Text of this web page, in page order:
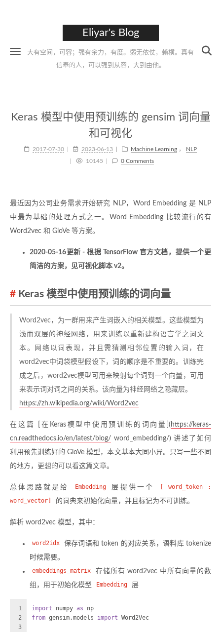
Eliyar's Blog
大有空间，可容；强有余力，有度。弱无依仗，赖横。真有
信奉的人，可以强到从容，大到由他。
Keras 模型中使用预训练的 gensim 词向量
和可视化
2017-07-30 2023-06-13 Machine Learning ， NLP
10145
0 Comments
最近因为公司业务需求开始研究 NLP，Word Embedding 是 NLP
中最为基础的处理方式之一。Word Embedding 比较流行的有
Word2vec 和 GloVe 等方案。
2020-05-16更新 - 根据 TensorFlow 官方文档 ，提供一个更
简洁的方案，见可视化脚本 v2。
Keras 模型中使用预训练的词向量
Word2vec，为一群用来产生词嵌入的相关模型。这些模型为
浅而双层的神经网络，用来训练以重新建构语言学之词文
本。网络以词表现，并且需猜测相邻位置的输入词，在
word2vec中词袋模型假设下，词的顺序是不重要的。训练完
成之后，word2vec模型可用来映射每个词到一个向量，可用
来表示词对词之间的关系。该向量为神经网络之隐藏层。
https://zh.wikipedia.org/wiki/Word2vec
在这篇 [在Keras模型中使用预训练的词向量]( https://keras-
cn.readthedocs.io/en/latest/blog/ word_embedding/) 讲述了如何
利用预先训练好的 GloVe 模型，本文基本大同小异。只写一些不同
的地方，更想的可以看这篇文章。
总体思路就是给 Embedding 层提供一个
[ word_token :
word_vector]
的词典来初始化向量，并且标记为不可训练。
解析 word2vec 模型，其中：
word2idx
保存词语和 token 的对应关系，语料库 tokenize
时候需要。
embeddings_matrix
存储所有 word2vec 中所有向量的数
组，用于初始化模型
Embedding 层
1
2
3
import numpy as np
from gensim.models import Word2Vec